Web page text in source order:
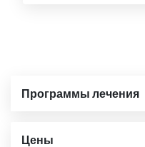
Программы лечения
Цены